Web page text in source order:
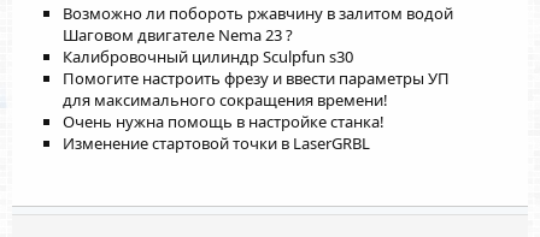
Возможно ли побороть ржавчину в залитом водой
Шаговом двигателе Nema 23 ?
Калибровочный цилиндр Sculpfun s30
Помогите настроить фрезу и ввести параметры УП
для максимального сокращения времени!
Очень нужна помощь в настройке станка!
Изменение стартовой точки в LaserGRBL